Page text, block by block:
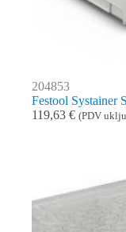
204853
Festool Systainer
119,63 € (PDV